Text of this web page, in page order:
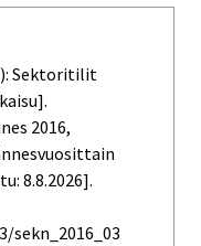
Sektoritilit
2016,
8.8.2026].